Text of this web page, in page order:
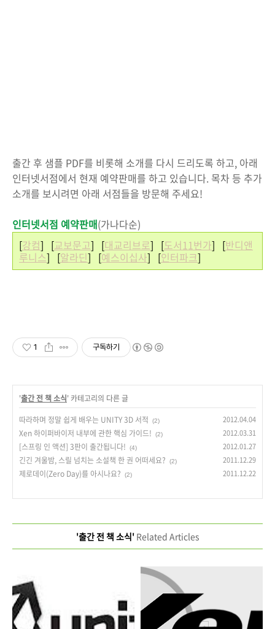
출간 후 샘플 PDF를 비롯해 소개를 다시 드리도록 하고, 아래
인터넷서점에서 현재 예약판매를 하고 있습니다. 목차 등 추가
소개를 보시려면 아래 서점들을 방문해 주세요!
인터넷서점 예약판매(가나다순)
[강컴] [교보문고] [대교리브로] [도서11번가] [반디앤
루니스] [알라딘] [예스이십사] [인터파크]
1 구독하기
'출간 전 책 소식' 카테고리의 다른 글
따라하며 정말 쉽게 배우는 UNITY 3D 서적
(2) 2012.04.04
Xen 하이퍼바이저 내부에 관한 핵심 가이드! (2) 2012.03.31
[스프링 인 액션] 3판이 출간됩니다! (4) 2012.01.27
긴긴 겨울밤, 스릴 넘치는 소설책 한 권 어떠세요? (2) 2011.12.29
제로데이(Zero Day)를 아시나요? (2) 2011.12.22
'출간 전 책 소식'Related Articles